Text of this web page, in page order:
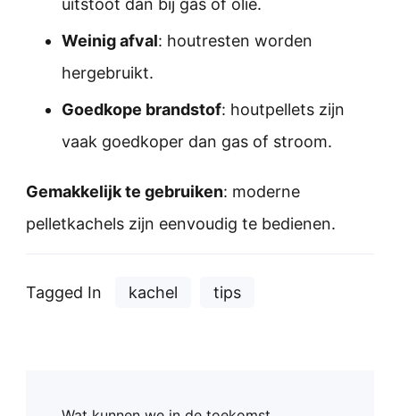
uitstoot dan bij gas of olie.
Weinig afval: houtresten worden
hergebruikt.
Goedkope brandstof: houtpellets zijn
vaak goedkoper dan gas of stroom.
Gemakkelijk te gebruiken: moderne
pelletkachels zijn eenvoudig te bedienen.
Tagged In kachel tips